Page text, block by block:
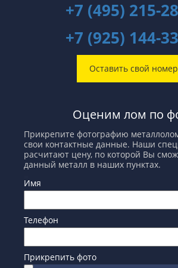
+7 (495) 215-
+7 (925) 144-
Оставить свой номер
Оценим лом по
Прикрепите фотографию
свои контактные данные. Наши
расчитают цену, по которой Вы
данный металл в наших пунктах.
Имя
Телефон
Прикрепить фото